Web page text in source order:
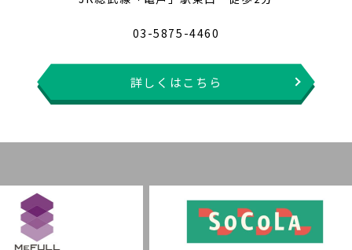
03-5875-4460
詳しくはこちら